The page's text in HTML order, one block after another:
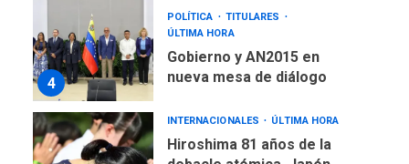
4
POLÍTICA
TITULARES
ÚLTIMA HORA
Gobierno y AN2015 en
nueva mesa de diálogo
INTERNACIONALES ÚLTIMA HORA
Hiroshima 81 años de la